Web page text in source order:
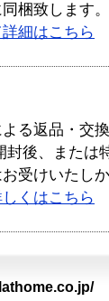
梱致します。
細はこちら
る返品・交
封後、または
受けいたし
くはこちら